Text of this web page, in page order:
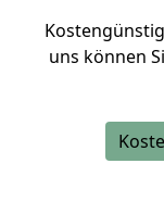
uns können